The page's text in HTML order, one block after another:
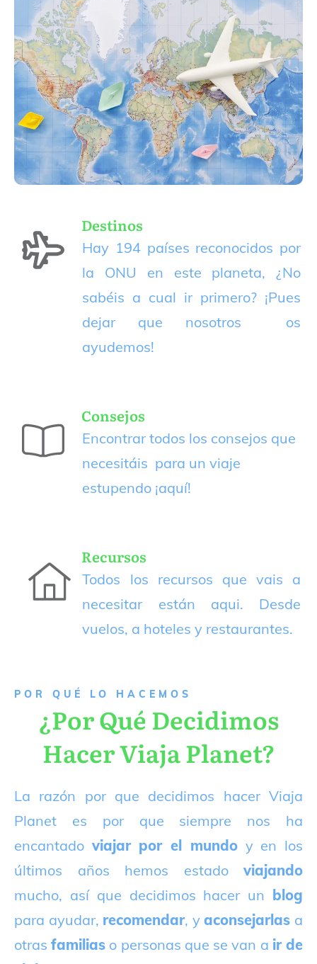
Destinos
Hay 194 países reconocidos por
la ONU en este planeta, ¿No
sabéis a cual ir primero? ¡Pues
dejar que nosotros os
ayudemos!
Consejos
Encontrar todos los consejos que
necesitáis para un viaje
estupendo ¡aquí!
Recursos
Todos los recursos que vais a
necesitar están aqui. Desde
vuelos, a hoteles y restaurantes.
P OR QUÉ LO HACEMOS
¿Por Qué Decidimos
Hacer Viaja Planet?
La razón por que decidimos hacer Viaja
Planet es por que siempre nos ha
encantado viajar por el mundoy en los
últimos años hemos estado viajando
mucho, así que decidimos hacer un blog
para ayudar, recomendar, yaconsejarlas a
otrasfamilias o personas que se van a ir de